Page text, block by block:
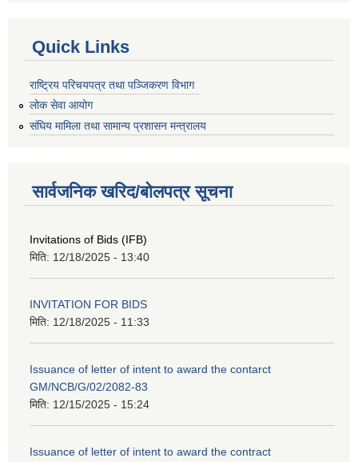
Quick Links
राष्ट्रिय परिचयपत्र तथा पञ्जिकरण विभाग
लोक सेवा आयोग
संघिय मामिला तथा सामान्य प्रशासन मन्त्रालय
सार्वजनिक खरिद/बोलपत्र सूचना
Invitations of Bids (IFB)
मिति: 12/18/2025 - 13:40
INVITATION FOR BIDS
मिति: 12/18/2025 - 11:33
Issuance of letter of intent to award the contarct
GM/NCB/G/02/2082-83
मिति: 12/15/2025 - 15:24
Issuance of letter of intent to award the contract